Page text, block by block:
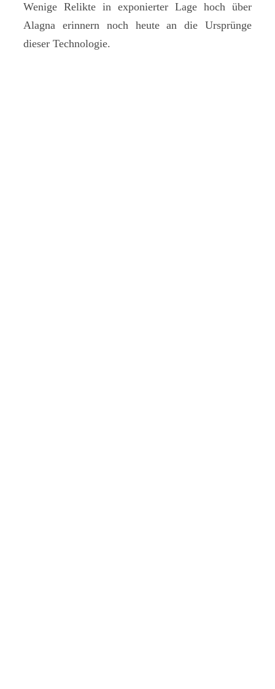
Wenige Relikte in exponierter Lage hoch über
Alagna erinnern noch heute an die Ursprünge
dieser Technologie.